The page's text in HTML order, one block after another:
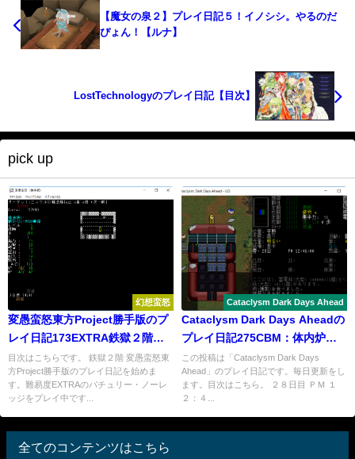
【魔女の泉２】プレイ日記５！イノシシ。やるのだ
ぴょん！【ルナ】
LostTechnologyのプレイ日記【目次】
pick up
幻想蛮怒
変愚蛮怒東方Project勝手版のプ
レイ日記173EXTRA鉄獄２階
『くいつき』
目次はこちらです。 鉄獄２階 変愚蛮怒東
方Project勝手版のプレイ日記を始めま
す。難易度EXTRAのパチュリー・ノーレ
ッジをプレイ中です...
Cataclysm Dark Days Ahead
Cataclysm Dark Days Aheadの
プレイ日記275CBM：体内炉が
出ました
この投稿は「Cataclysm Dark Days
Ahead」のプレイ日記です。毎日更新をし
ます。目次はこちら。 ２８日目 ＰＭ １
２：４...
全てのコンテンツはこちら